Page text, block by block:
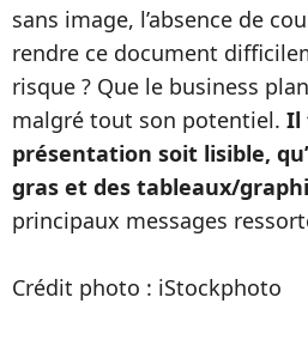
sans image, l’absence de
rendre ce document
risque ? Que le business
malgré tout son potentiel. Il
présentation soit lisible,
gras et des tableaux/
principaux messages
Crédit photo : iStockphoto